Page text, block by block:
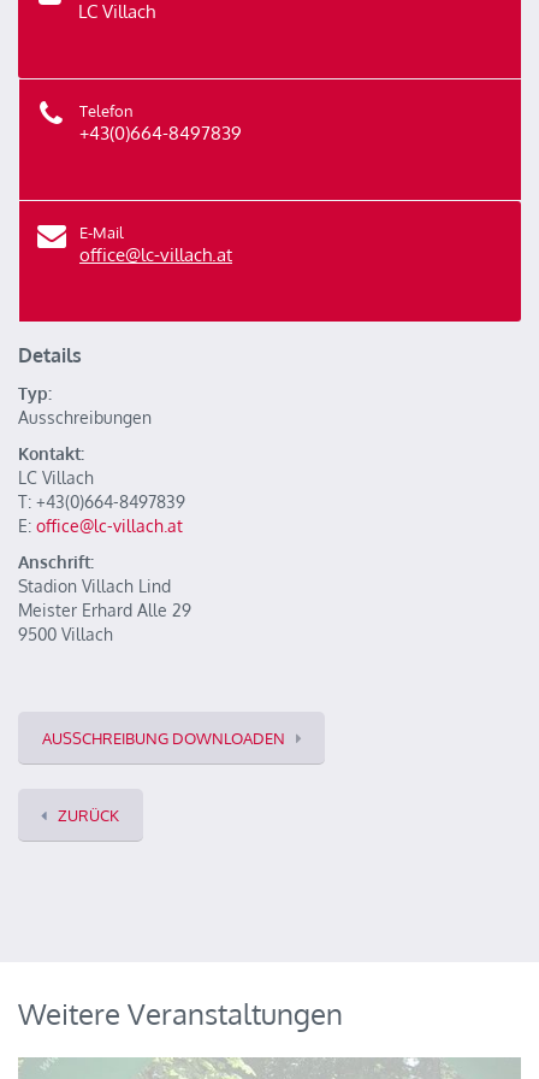
LC Villach
Telefon
+43(0)664-8497839
E-Mail
office@lc-villach.at
Details
Typ:
Ausschreibungen
Kontakt:
LC Villach
T: +43(0)664-8497839
E: office@lc-villach.at
Anschrift:
Stadion Villach Lind
Meister Erhard Alle 29
9500 Villach
AUSSCHREIBUNG DOWNLOADEN
ZURÜCK
Weitere Veranstaltungen